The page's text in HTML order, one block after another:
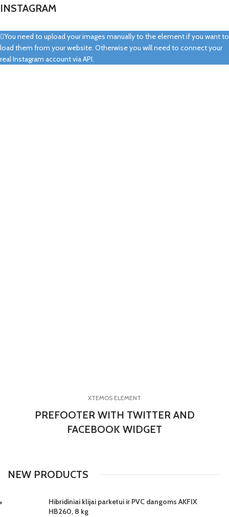
INSTAGRAM
You need to upload your images manually to the element if you want to
load them from your website. Otherwise you will need to connect your
real Instagram account via API.
XTEMOS ELEMENT
PREFOOTER WITH TWITTER AND
FACEBOOK WIDGET
NEW PRODUCTS
Hibridiniai klijai parketui ir PVC dangoms AKFIX
HB260, 8 kg